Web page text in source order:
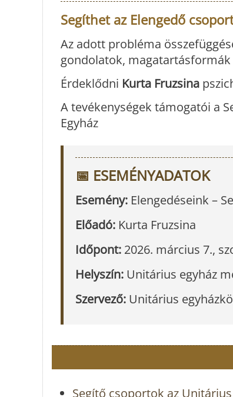
Segíthet az Elengedő
Az adott probléma
gondolatok,
Érdeklődni Kurta Fruzsina
A tevékenységek támogatói a
Egyház
📅 ESEMÉNYADATOK
Esemény: Elengedéseink –
Előadó: Kurta Fruzsina
Időpont: 2026. március 7.,
Helyszín: Unitárius egyház
Szervező: Unitárius
Segítő csoportok az